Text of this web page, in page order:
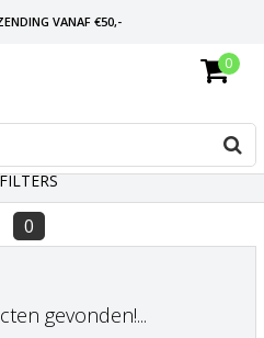
VANAF €50,-
EN 30 DAGEN BEDENKTIJD
0
0
gevonden!...